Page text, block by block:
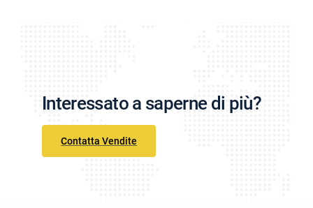
Interessato a saperne di più?
Contatta Vendite